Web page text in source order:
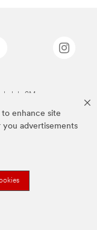
enhance site
you advertisements
de 3M